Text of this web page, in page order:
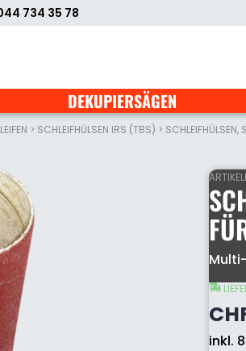
734 35 78
DEKUPIERSÄGEN
> SCHLEIFHÜLSEN IRS (TBS) > SCHLEIFHÜLSEN,
inkl.